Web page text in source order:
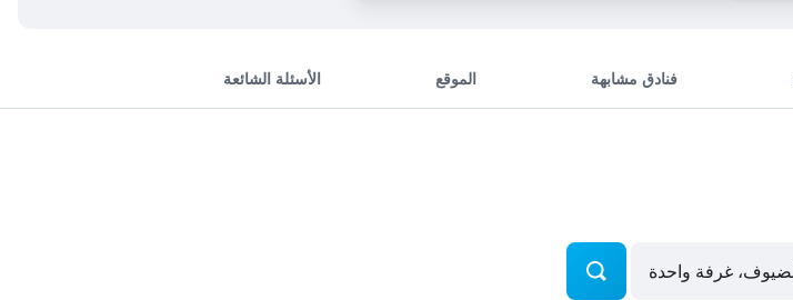
فنادق مشابهة الموقع الأسئلة الشائعة